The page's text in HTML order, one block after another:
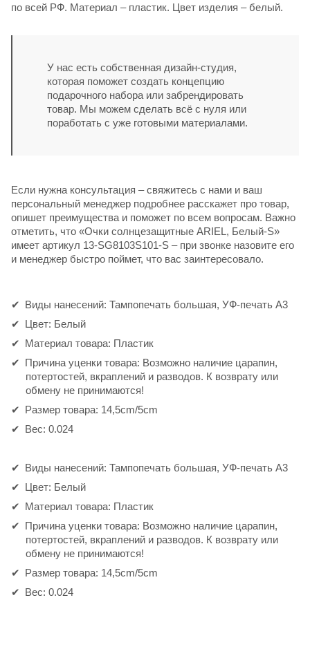
по всей РФ. Материал – пластик. Цвет изделия – белый.
У нас есть собственная дизайн-студия,
которая поможет создать концепцию
подарочного набора или забрендировать
товар. Мы можем сделать всё с нуля или
поработать с уже готовыми материалами.
Если нужна консультация – свяжитесь с нами и ваш
персональный менеджер подробнее расскажет про товар,
опишет преимущества и поможет по всем вопросам. Важно
отметить, что «Очки солнцезащитные ARIEL, Белый-S»
имеет артикул 13-SG8103S101-S – при звонке назовите его
и менеджер быстро поймет, что вас заинтересовало.
Виды нанесений: Тампопечать большая, УФ-печать А3
Цвет: Белый
Материал товара: Пластик
Причина уценки товара: Возможно наличие царапин,
потертостей, вкраплений и разводов. К возврату или
обмену не принимаются!
Размер товара: 14,5cm/5cm
Вес: 0.024
Виды нанесений: Тампопечать большая, УФ-печать А3
Цвет: Белый
Материал товара: Пластик
Причина уценки товара: Возможно наличие царапин,
потертостей, вкраплений и разводов. К возврату или
обмену не принимаются!
Размер товара: 14,5cm/5cm
Вес: 0.024